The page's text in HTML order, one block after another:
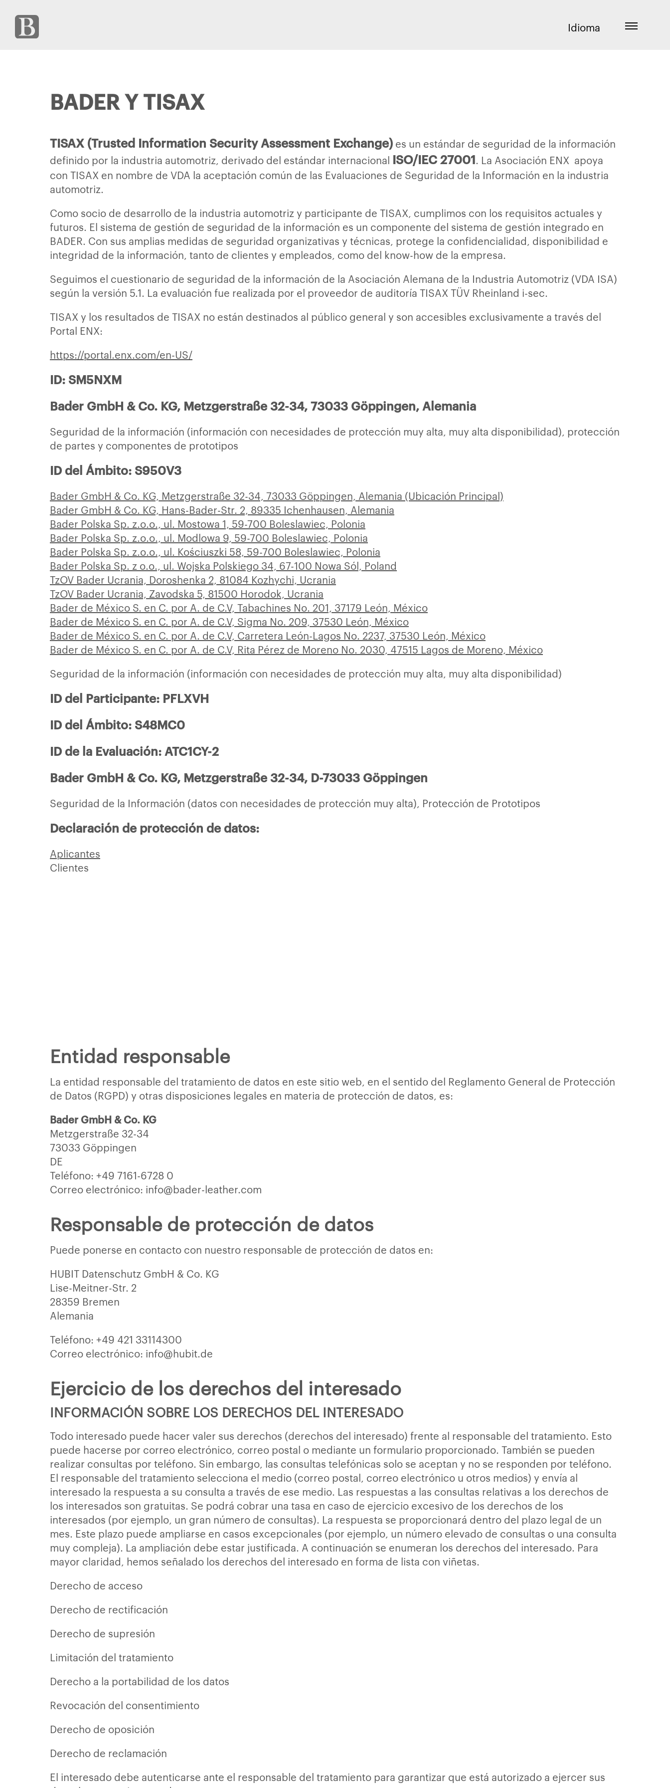
Idioma
BADER Y TISAX
TISAX (Trusted Information Security Assessment Exchange) es un estándar de seguridad de la información
definido por la industria automotriz, derivado del estándar internacional ISO/IEC 27001. La Asociación ENX apoya
con TISAX en nombre de VDA la aceptación común de las Evaluaciones de Seguridad de la Información en la industria
automotriz.
Como socio de desarrollo de la industria automotriz y participante de TISAX, cumplimos con los requisitos actuales y
futuros. El sistema de gestión de seguridad de la información es un componente del sistema de gestión integrado en
BADER. Con sus amplias medidas de seguridad organizativas y técnicas, protege la confidencialidad, disponibilidad e
integridad de la información, tanto de clientes y empleados, como del know-how de la empresa.
Seguimos el cuestionario de seguridad de la información de la Asociación Alemana de la Industria Automotriz (VDA ISA)
según la versión 5.1. La evaluación fue realizada por el proveedor de auditoría TISAX TÜV Rheinland i-sec.
TISAX y los resultados de TISAX no están destinados al público general y son accesibles exclusivamente a través del
Portal ENX:
https://portal.enx.com/en-US/
ID: SM5NXM
Bader GmbH & Co. KG, Metzgerstraße 32-34, 73033 Göppingen, Alemania
Seguridad de la información (información con necesidades de protección muy alta, muy alta disponibilidad), protección
de partes y componentes de prototipos
ID del Ámbito: S950V3
Bader GmbH & Co. KG, Metzgerstraße 32-34, 73033 Göppingen, Alemania (Ubicación Principal)
Bader GmbH & Co. KG, Hans-Bader-Str. 2, 89335 Ichenhausen, Alemania
Bader Polska Sp. z.o.o., ul. Mostowa 1, 59-700 Boleslawiec, Polonia
Bader Polska Sp. z.o.o., ul. Modlowa 9, 59-700 Boleslawiec, Polonia
Bader Polska Sp. z.o.o., ul. Kościuszki 58, 59-700 Boleslawiec, Polonia
Bader Polska Sp. z o.o., ul. Wojska Polskiego 34, 67-100 Nowa Sól, Poland
TzOV Bader Ucrania, Doroshenka 2, 81084 Kozhychi, Ucrania
TzOV Bader Ucrania, Zavodska 5, 81500 Horodok, Ucrania
Bader de México S. en C. por A. de C.V, Tabachines No. 201, 37179 León, México
Bader de México S. en C. por A. de C.V, Sigma No. 209, 37530 León, México
Bader de México S. en C. por A. de C.V, Carretera León-Lagos No. 2237, 37530 León, México
Bader de México S. en C. por A. de C.V, Rita Pérez de Moreno No. 2030, 47515 Lagos de Moreno, México
Seguridad de la información (información con necesidades de protección muy alta, muy alta disponibilidad)
ID del Participante: PFLXVH
ID del Ámbito: S48MC0
ID de la Evaluación: ATC1CY-2
Bader GmbH & Co. KG, Metzgerstraße 32-34, D-73033 Göppingen
Seguridad de la Información (datos con necesidades de protección muy alta), Protección de Prototipos
Declaración de protección de datos:
Aplicantes
Clientes
Entidad responsable
La entidad responsable del tratamiento de datos en este sitio web, en el sentido del Reglamento General de Protección
de Datos (RGPD) y otras disposiciones legales en materia de protección de datos, es:
Bader GmbH & Co. KG
Metzgerstraße 32-34
73033 Göppingen
DE
Teléfono: +49 7161-6728 0
Correo electrónico: info@bader-leather.com
Responsable de protección de datos
Puede ponerse en contacto con nuestro responsable de protección de datos en:
HUBIT Datenschutz GmbH & Co. KG
Lise-Meitner-Str. 2
28359 Bremen
Alemania
Teléfono: +49 421 33114300
Correo electrónico: info@hubit.de
Ejercicio de los derechos del interesado
INFORMACIÓN SOBRE LOS DERECHOS DEL INTERESADO
Todo interesado puede hacer valer sus derechos (derechos del interesado) frente al responsable del tratamiento. Esto
puede hacerse por correo electrónico, correo postal o mediante un formulario proporcionado. También se pueden
realizar consultas por teléfono. Sin embargo, las consultas telefónicas solo se aceptan y no se responden por teléfono.
El responsable del tratamiento selecciona el medio (correo postal, correo electrónico u otros medios) y envía al
interesado la respuesta a su consulta a través de ese medio. Las respuestas a las consultas relativas a los derechos de
los interesados son gratuitas. Se podrá cobrar una tasa en caso de ejercicio excesivo de los derechos de los
interesados (por ejemplo, un gran número de consultas). La respuesta se proporcionará dentro del plazo legal de un
mes. Este plazo puede ampliarse en casos excepcionales (por ejemplo, un número elevado de consultas o una consulta
muy compleja). La ampliación debe estar justificada. A continuación se enumeran los derechos del interesado. Para
mayor claridad, hemos señalado los derechos del interesado en forma de lista con viñetas.
Derecho de acceso
Derecho de rectificación
Derecho de supresión
Limitación del tratamiento
Derecho a la portabilidad de los datos
Revocación del consentimiento
Derecho de oposición
Derecho de reclamación
El interesado debe autenticarse ante el responsable del tratamiento para garantizar que está autorizado a ejercer sus